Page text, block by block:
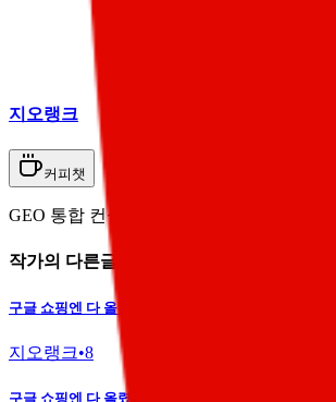
지오랭크
커피챗
GEO 통합 컨설팅 전문 에이전시 지오랭
작가의 다른글
구글 쇼핑엔 다 올렸는데 왜 ChatGPT는 우리 상품을
지오랭크•8
구글 쇼핑엔 다 올렸는데 왜 ChatGPT는 우리 상품을